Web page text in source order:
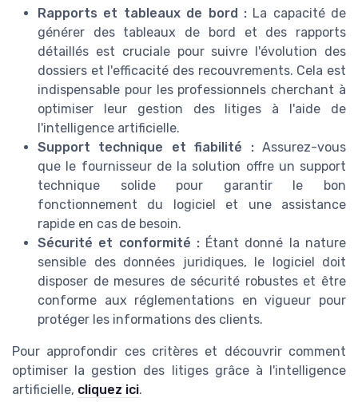
Rapports et tableaux de bord :La capacité de
générer des tableaux de bord et des rapports
détaillés est cruciale pour suivre l'évolution des
dossiers et l'efficacité des recouvrements. Cela est
indispensable pour les professionnels cherchant à
optimiser leur gestion des litiges à l'aide de
l'intelligence artificielle.
Support technique et fiabilité :Assurez-vous
que le fournisseur de la solution offre un support
technique solide pour garantir le bon
fonctionnement du logiciel et une assistance
rapide en cas de besoin.
Sécurité et conformité :Étant donné la nature
sensible des données juridiques, le logiciel doit
disposer de mesures de sécurité robustes et être
conforme aux réglementations en vigueur pour
protéger les informations des clients.
Pour approfondir ces critères et découvrir comment
optimiser la gestion des litiges grâce à l'intelligence
artificielle, cliquez ici.